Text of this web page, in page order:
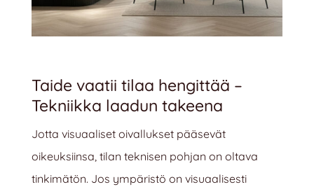
Taide vaatii tilaa hengittää –
Tekniikka laadun takeena
Jotta visuaaliset oivallukset pääsevät
oikeuksiinsa, tilan teknisen pohjan on oltava
tinkimätön. Jos ympäristö on visuaalisesti